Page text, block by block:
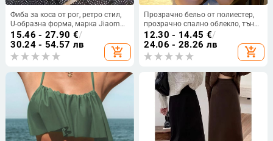
Фиба за коса от рог, ретро стил,
U-образна форма, марка Jiaomu
jiao, лято 2025
15.46 - 27.90 €/
30.24 - 54.57 лв
add_shopping_cart
Прозрачно бельо от полиестер,
прозрачно спално облекло, тънък
плат 101–120 г/м², съдържание
95–100% полиестер, пускане през
пролетта 2025
12.30 - 14.45 €/
24.06 - 28.26 лв
add_shopping_cart